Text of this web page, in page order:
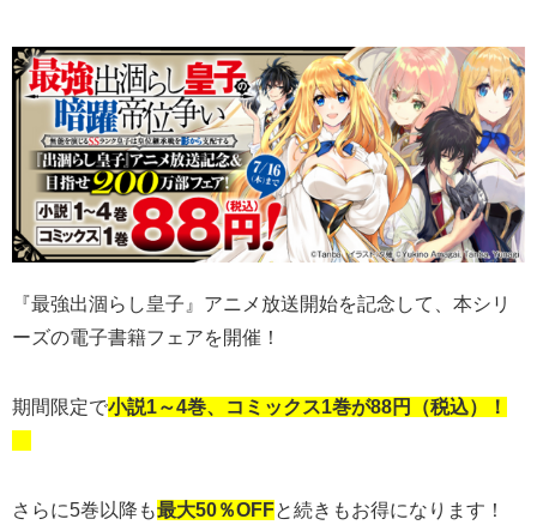
『最強出涸らし皇子』アニメ放送開始を記念して、本シリ
ーズの電子書籍フェアを開催！
期間限定で小説1～4巻、コミックス1巻が88円（税込）！
さらに5巻以降も最大50％OFFと続きもお得になります！